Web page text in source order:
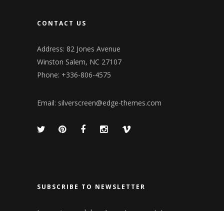
CONTACT US
Address: 82 Jones Avenue
Winston Salem, NC 27107
Phone: +336-806-4575
Email: silverscreen@edge-themes.com
SUBSCRIBE TO NEWSLETTER